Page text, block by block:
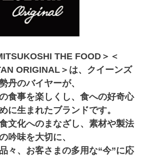
THE FOOD＞＜
ORIGINAL＞は、クイーンズ
丹のバイヤーが、
食事を楽しくし、食への好奇心
に生まれたブランドです。
文化へのまなざし、素材や製法
吟味を大切に、
々、お客さまの多用な“今”に応